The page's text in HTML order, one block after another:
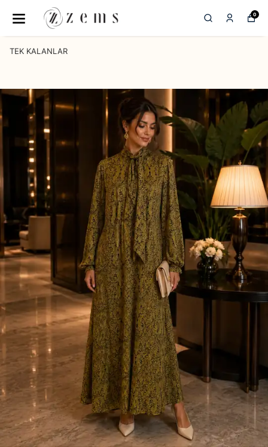
0
TEK KALANLAR